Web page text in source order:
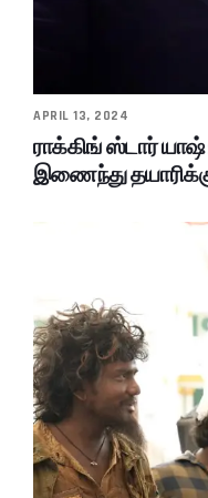
APRIL 13, 2024
ராக்கிங் ஸ்டார்
இணைந்து